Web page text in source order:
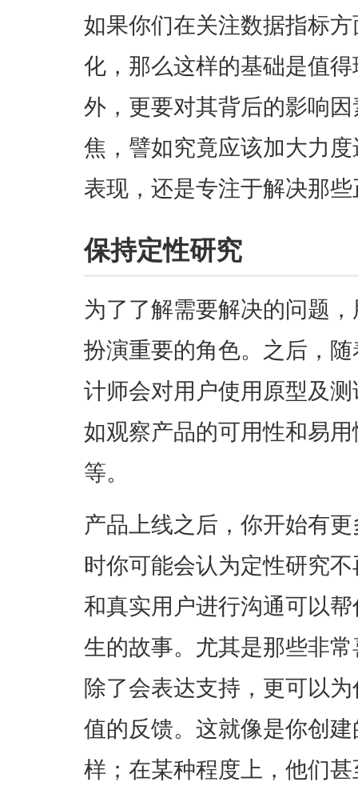
如果你们在关注数据指标
化，那么这样的基础是值
外，更要对其背后的影响
焦，譬如究竟应该加大力
表现，还是专注于解决那
保持定性研究
为了了解需要解决的问题
扮演重要的角色。之后，
计师会对用户使用原型及
如观察产品的可用性和易
等。
产品上线之后，你开始有
时你可能会认为定性研究
和真实用户进行沟通可以
生的故事。尤其是那些非
除了会表达支持，更可以
值的反馈。这就像是你创
样；在某种程度上，他们